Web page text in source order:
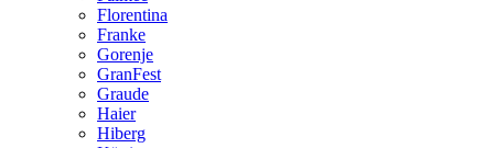
Florentina
Franke
Gorenje
GranFest
Graude
Haier
Hiberg